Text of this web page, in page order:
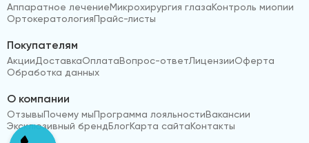
Аппаратное лечениеМикрохирургия глазаКонтроль миопии
ОртокератологияПрайс-листы
Покупателям
АкцииДоставкаОплатаВопрос-ответЛицензииОферта
Обработка данных
О компании
ОтзывыПочему мыПрограмма лояльностиВакансии
Эксклюзивный брендБлогКарта сайтаКонтакты